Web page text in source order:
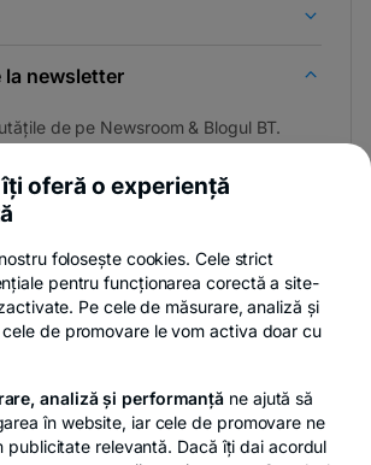
newsletter
de pe Newsroom & Blogul BT.
Politica de confidențialitatePolitica de cookies
oferă o experiență
folosește cookies. Cele strict
pentru funcționarea corectă a site-
Pe cele de măsurare, analiză și
de promovare le vom activa doar cu
analiză și performanță ne ajută să
în website, iar cele de promovare ne
publicitate relevantă. Dacă îți dai acordul